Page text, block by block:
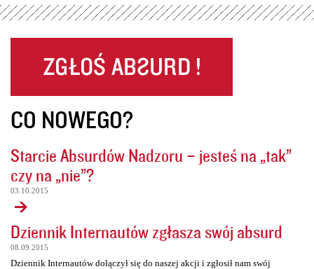
CO NOWEGO?
Starcie Absurdów Nadzoru – jesteś na „tak”
czy na „nie”?
03.10.2015
Dziennik Internautów zgłasza swój absurd
08.09.2015
Dziennik Internautów dołączył się do naszej akcji i zgłosił nam swój